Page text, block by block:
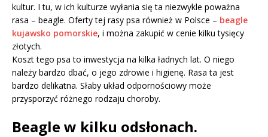
kultur. I tu, w ich kulturze wyłania się ta niezwykle poważna
rasa – beagle. Oferty tej rasy psa również w Polsce – beagle
kujawsko pomorskie, i można zakupić w cenie kilku tysięcy
złotych.
Koszt tego psa to inwestycja na kilka ładnych lat. O niego
należy bardzo dbać, o jego zdrowie i higienę. Rasa ta jest
bardzo delikatna. Słaby układ odpornościowy może
przysporzyć różnego rodzaju choroby.
Beagle w kilku odsłonach.